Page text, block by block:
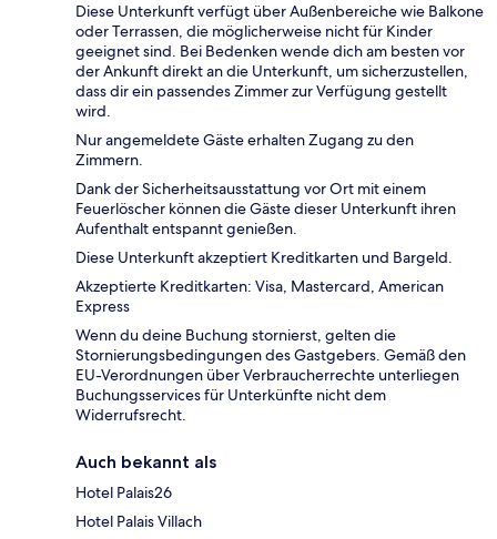
Diese Unterkunft verfügt über Außenbereiche wie Balkone
oder Terrassen, die möglicherweise nicht für Kinder
geeignet sind. Bei Bedenken wende dich am besten vor
der Ankunft direkt an die Unterkunft, um sicherzustellen,
dass dir ein passendes Zimmer zur Verfügung gestellt
wird.
Nur angemeldete Gäste erhalten Zugang zu den
Zimmern.
Dank der Sicherheitsausstattung vor Ort mit einem
Feuerlöscher können die Gäste dieser Unterkunft ihren
Aufenthalt entspannt genießen.
Diese Unterkunft akzeptiert Kreditkarten und Bargeld.
Akzeptierte Kreditkarten: Visa, Mastercard, American
Express
Wenn du deine Buchung stornierst, gelten die
Stornierungsbedingungen des Gastgebers. Gemäß den
EU-Verordnungen über Verbraucherrechte unterliegen
Buchungsservices für Unterkünfte nicht dem
Widerrufsrecht.
Auch bekannt als
Hotel Palais26
Hotel Palais Villach